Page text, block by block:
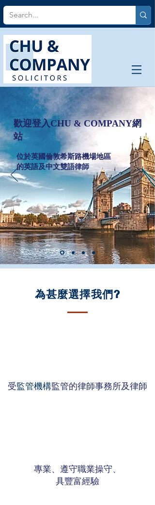
歡迎登入CHU & COMPANY網
站
位於英國倫敦希斯路機場地區
的英語及中文雙語律師
為甚麼選擇我們?
受監管機構監管的律師事務所及律師
專業、遵守職業操守、
具​豐富經驗